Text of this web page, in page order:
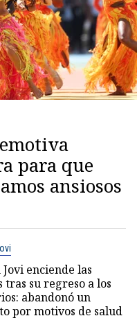
para que
ansiosos
Jovi enciende las
tras su regreso a los
abandonó un
por motivos de salud